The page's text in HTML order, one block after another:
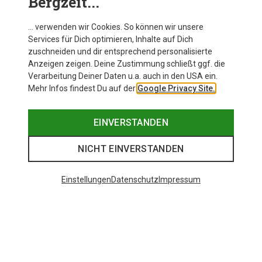
… verwenden wir Cookies. So können wir unsere
Services für Dich optimieren, Inhalte auf Dich
zuschneiden und dir entsprechend personalisierte
Anzeigen zeigen. Deine Zustimmung schließt ggf. die
Verarbeitung Deiner Daten u.a. auch in den USA ein.
Mehr Infos findest Du auf der Google Privacy Site.
EINVERSTANDEN
NICHT EINVERSTANDEN
EinstellungenDatenschutz Impressum